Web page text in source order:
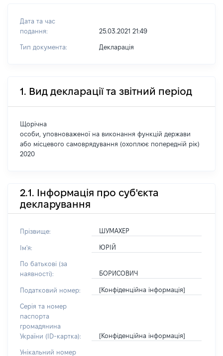
Дата та час
подання:
25.03.2021 21:49
Тип документа: Декларація
1. Вид декларації та звітний період
Щорічна
особи, уповноваженої на виконання функцій держави
або місцевого самоврядування (охоплює попередній рік)
2020
2.1. Інформація про суб'єкта
декларування
Прізвище: ШУМАХЕР
Ім'я: ЮРІЙ
По батькові (за
наявності):
БОРИСОВИЧ
Податковий номер: [Конфіденційна інформація]
Серія та номер
паспорта
громадянина
України (ID-картка):
[Конфіденційна інформація]
Унікальний номер